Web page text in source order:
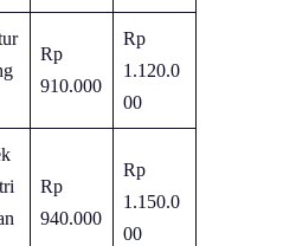
Rp
910.000
Rp
1.120.0
00
Rp
940.000
Rp
1.150.0
00